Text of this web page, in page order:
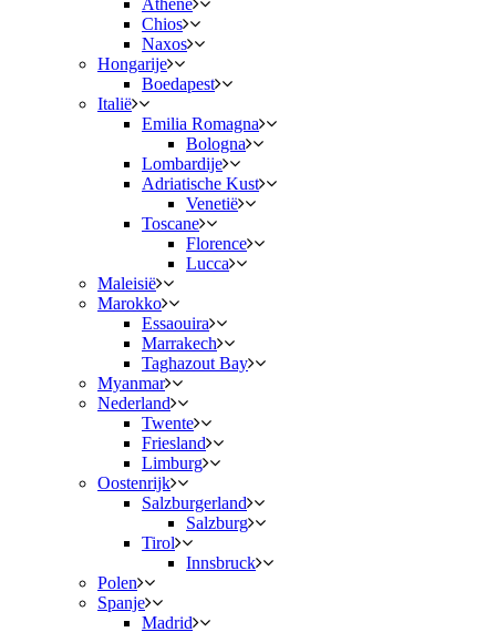
Athene
Chios
Naxos
Hongarije
Boedapest
Italië
Emilia Romagna
Bologna
Lombardije
Adriatische Kust
Venetië
Toscane
Florence
Lucca
Maleisië
Marokko
Essaouira
Marrakech
Taghazout Bay
Myanmar
Nederland
Twente
Friesland
Limburg
Oostenrijk
Salzburgerland
Salzburg
Tirol
Innsbruck
Polen
Spanje
Madrid